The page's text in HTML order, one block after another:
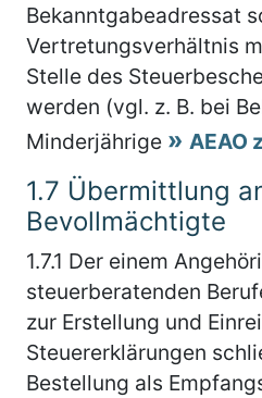
Bekanntgabeadressat
Vertretungsverhältnis
Stelle des
werden (vgl. z. B. bei
Minderjährige
AEAO
1.7 Übermittlung
Bevollmächtigte
1.7.1 Der einem
steuerberatenden
zur Erstellung und
Steuererklärungen
Bestellung als